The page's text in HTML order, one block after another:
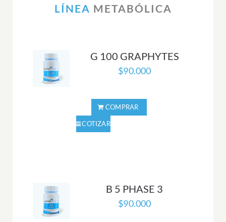
LÍNEA METABÓLICA
G 100 GRAPHYTES
$90.000
B 5 PHASE 3
$90.000